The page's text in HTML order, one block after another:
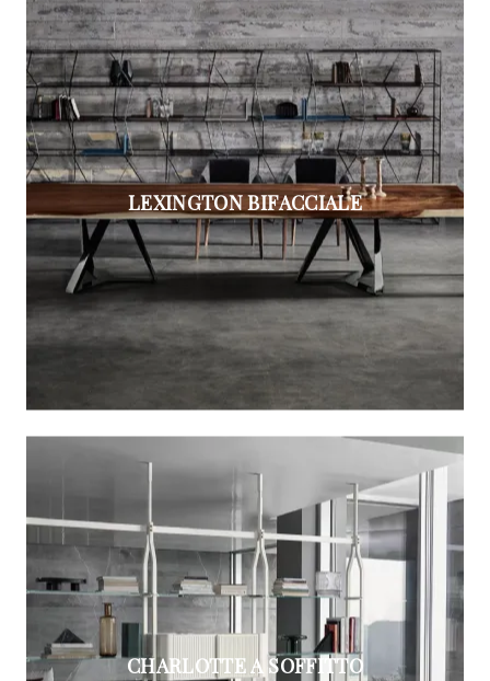
LEXINGTON BIFACCIALE
CHARLOTTE A SOFFITTO